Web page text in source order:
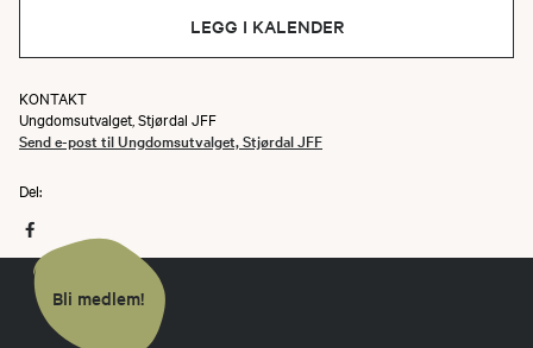
LEGG I KALENDER
KONTAKT
Ungdomsutvalget, Stjørdal JFF
Send e-post til Ungdomsutvalget, Stjørdal JFF
Del:
Bli medlem!